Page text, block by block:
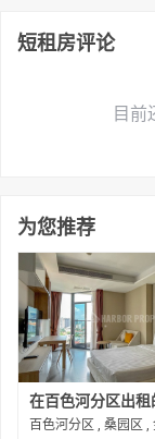
短租房评论
目前
为您推荐
在百色河分区出租
百色河分区 , 桑园区 ,